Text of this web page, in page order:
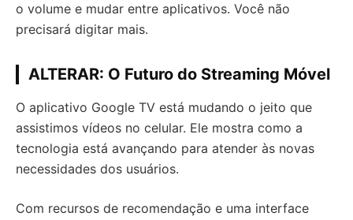
o volume e mudar entre aplicativos. Você não
precisará digitar mais.
ALTERAR: O Futuro do Streaming Móvel
O aplicativo Google TV está mudando o jeito que
assistimos vídeos no celular. Ele mostra como a
tecnologia está avançando para atender às novas
necessidades dos usuários.
Com recursos de recomendação e uma interface